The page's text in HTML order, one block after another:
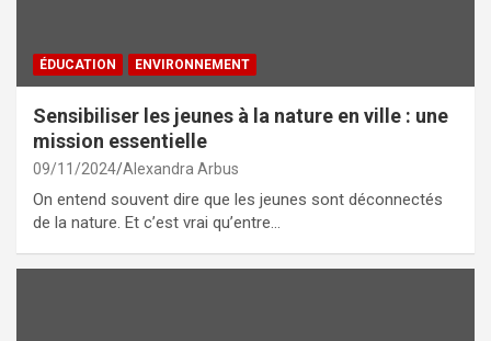
ÉDUCATION ENVIRONNEMENT
Sensibiliser les jeunes à la nature en ville : une
mission essentielle
09/11/2024 Alexandra Arbus
On entend souvent dire que les jeunes sont déconnectés
de la nature. Et c’est vrai qu’entre…